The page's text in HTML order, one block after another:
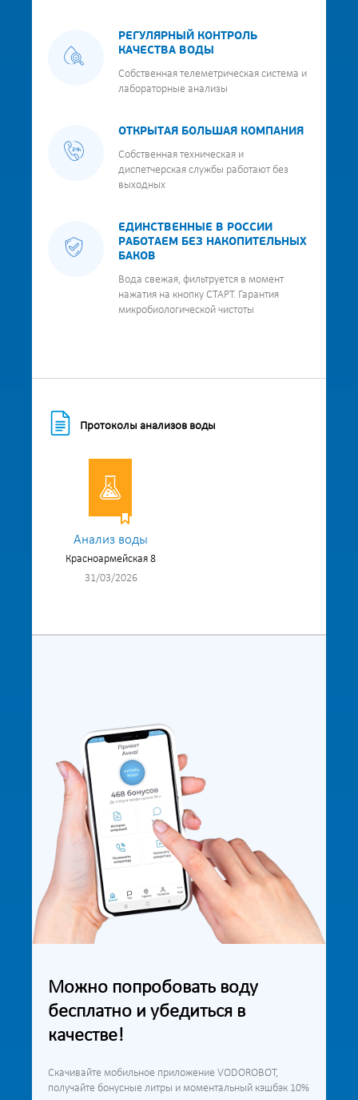
РЕГУЛЯРНЫЙ КОНТРОЛЬ
КАЧЕСТВА ВОДЫ
Собственная телеметрическая система и
лабораторные анализы
ОТКРЫТАЯ БОЛЬШАЯ КОМПАНИЯ
Собственная техническая и
диспетчерская службы работают без
выходных
ЕДИНСТВЕННЫЕ В РОССИИ
РАБОТАЕМ БЕЗ НАКОПИТЕЛЬНЫХ
БАКОВ
Вода свежая, фильтруется в момент
нажатия на кнопку СТАРТ. Гарантия
микробиологической чистоты
Протоколы анализов воды
Анализ воды
Красноармейская 8
31/03/2026
Можно попробовать воду
бесплатно и убедиться в
качестве!
Скачивайте мобильное приложение VODOROBOT,
получайте бонусные литры и моментальный кэшбэк 10%